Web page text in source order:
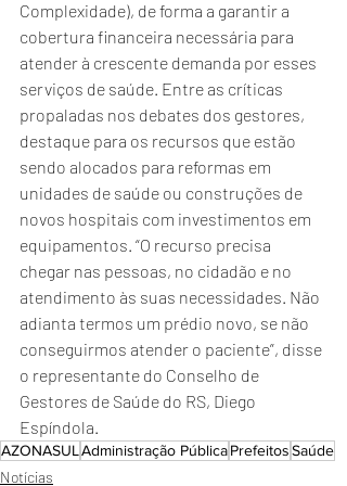
Complexidade), de forma a garantir a
cobertura financeira necessária para
atender à crescente demanda por esses
serviços de saúde. Entre as críticas
propaladas nos debates dos gestores,
destaque para os recursos que estão
sendo alocados para reformas em
unidades de saúde ou construções de
novos hospitais com investimentos em
equipamentos. “O recurso precisa
chegar nas pessoas, no cidadão e no
atendimento às suas necessidades. Não
adianta termos um prédio novo, se não
conseguirmos atender o paciente”, disse
o representante do Conselho de
Gestores de Saúde do RS, Diego
Espíndola.
AZONASUL Administração PúblicaPrefeitosSaúde
Notícias